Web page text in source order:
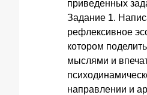
приведенных
Задание 1.
рефлексивное
котором
мыслями и
направлении и